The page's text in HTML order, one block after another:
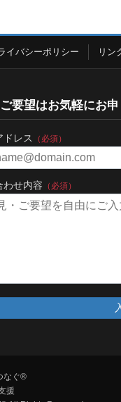
イバシーポリシー リン
要望はお気軽にお
ドレス （必須）
わせ内容 （必須）
なぐ®
援